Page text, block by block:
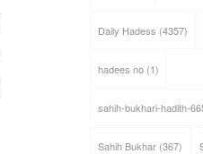
Daily Hadess (4357)
hadees no(1)
sahih-bukhari-hadith-
Sahih Bukhar(367)